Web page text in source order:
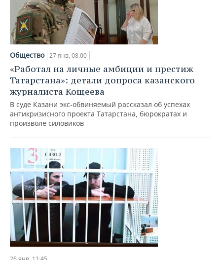
Общество 27 янв, 08:00
«Работал на личные амбиции и престиж
Татарстана»: детали допроса казанского
журналиста Кощеева
В суде Казани экс-обвиняемый рассказал об успехах
антикризисного проекта Татарстана, бюрократах и
произволе силовиков